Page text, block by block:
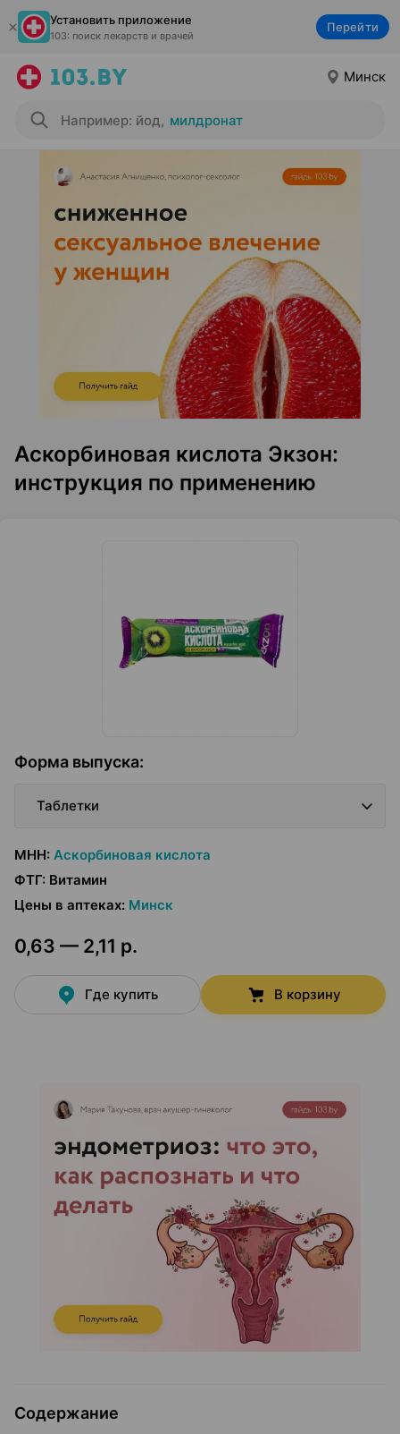
Установить приложение
103: поиск лекарств и врачей
Перейти
Минск
Например: йод, милдронат
Аскорбиновая кислота Экзон:
инструкция по применению
Форма выпуска:
Таблетки
МНН: Аскорбиновая кислота
ФТГ: Витамин
Цены в аптеках: Минск
0,63 — 2,11 р.
Где купить В корзину
Содержание